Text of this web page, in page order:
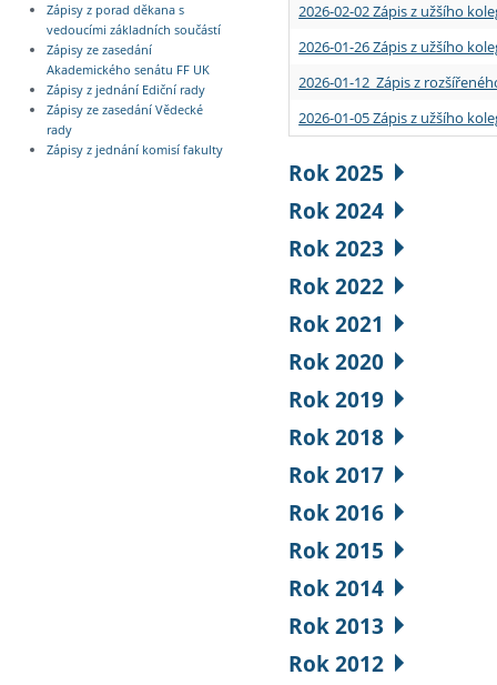
Zápisy z porad děkana s
vedoucími základních součástí
Zápisy ze zasedání
Akademického senátu FF UK
Zápisy z jednání Ediční rady
Zápisy ze zasedání Vědecké
rady
Zápisy z jednání komisí fakulty
2026-02-02 Zápis z užšího
2026-01-26 Zápis z užšího
2026-01-12 Zápis z
2026-01-05 Zápis z užšího
Rok 2025
Rok 2024
Rok 2023
Rok 2022
Rok 2021
Rok 2020
Rok 2019
Rok 2018
Rok 2017
Rok 2016
Rok 2015
Rok 2014
Rok 2013
Rok 2012